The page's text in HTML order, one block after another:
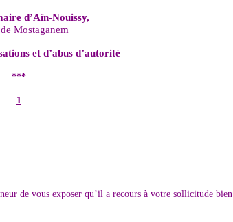
d’Aïn-Nouissy,
Mostaganem
et d’abus d’autorité
***
1
de vous exposer qu’il a recours à votre sollicitude